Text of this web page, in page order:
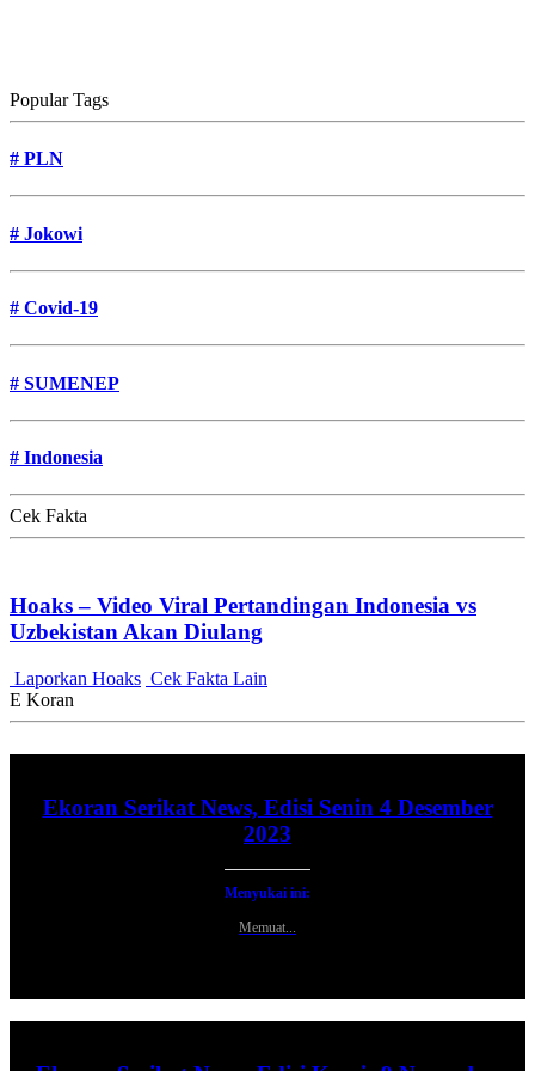
Popular Tags
# PLN
# Jokowi
# Covid-19
# SUMENEP
# Indonesia
Cek Fakta
Hoaks – Video Viral Pertandingan Indonesia vs
Uzbekistan Akan Diulang
Laporkan Hoaks Cek Fakta Lain
E Koran
Ekoran Serikat News, Edisi Senin 4 Desember
2023
Menyukai ini:
Memuat...